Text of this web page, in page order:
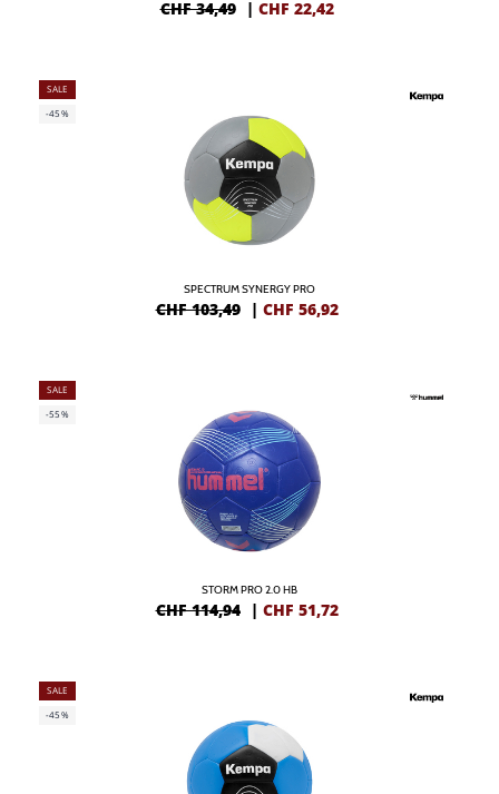
CHF 34,49 | CHF 22,42
SALE
-45%
SPECTRUM SYNERGY PRO
CHF 103,49 | CHF 56,92
SALE
-55%
STORM PRO 2.0 HB
CHF 114,94 | CHF 51,72
SALE
-45%